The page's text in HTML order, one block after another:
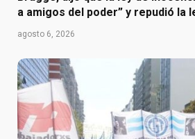
a amigos del poder” y repudió la
agosto 6, 2026